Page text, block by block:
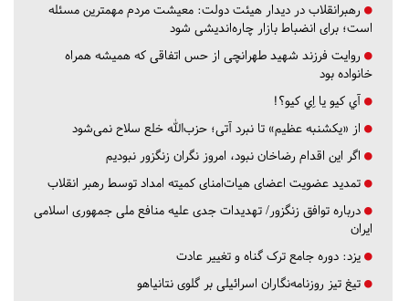
رهبرانقلاب در دیدار هیئت دولت: معیشت مردم مهمترین مسئله
است؛ برای انضباط بازار چاره‌اندیشی شود
روایت فرزند شهید طهرانچی از حس اتفاقی که همیشه همراه
خانواده بود
آي كيو يا اِي كيو؟!
از «یکشنبه عظیم» تا نبرد آتی؛ حزب‌الله خلع سلاح نمی‌شود
اگر این اقدام رضاخان نبود، امروز نگران زنگزور نبودیم
تمدید عضویت اعضای هیات‌امنای کمیته امداد توسط رهبر انقلاب
درباره توافق زنگزور/ تهدیدات جدی علیه منافع ملی جمهوری اسلامی
ایران
یزد: دوره جامع ترک گناه و تغییر عادت
تیغ تیز روزنامه‌نگاران اسرائیلی بر گلوی نتانیاهو